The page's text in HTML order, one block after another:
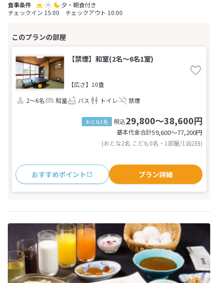
夕・朝食付き
チェックイン 15:00 チェックアウト 10:00
【禁煙】和室(2名～6名1室)
【広さ】10畳
2～6名
和室 バス トイレ 禁煙
おとな1名 税込29,800～38,600円
基本代金合計59,600〜77,200円
(おとな2名 こども0名・1部屋/1泊2日)
おすすめポイント プラン詳細